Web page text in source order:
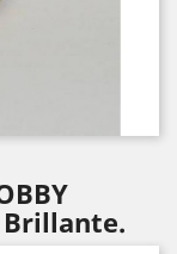
Brillante.